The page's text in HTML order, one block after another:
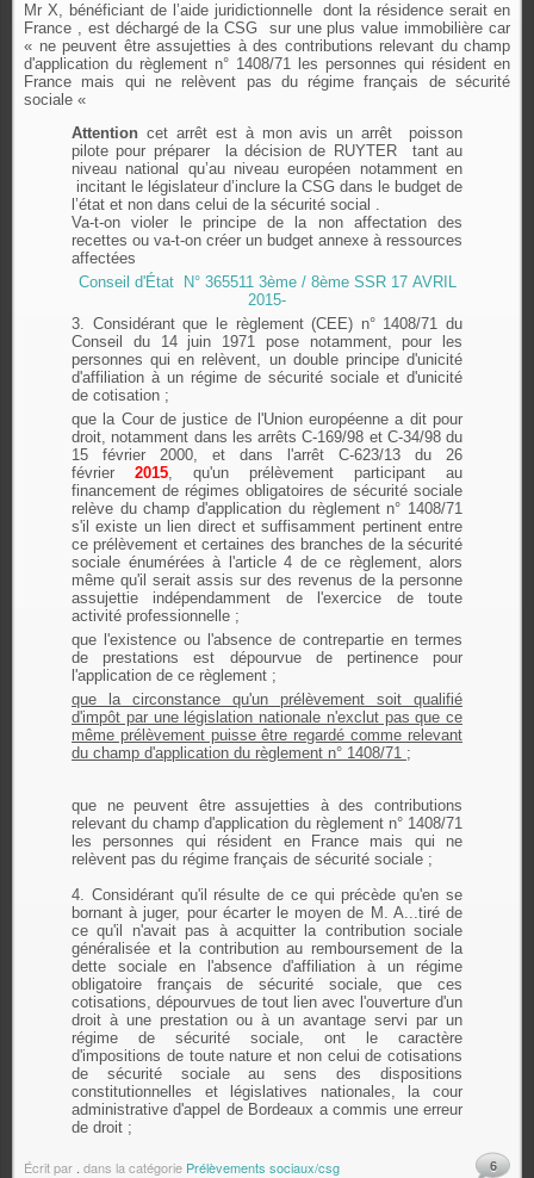
Mr X, bénéficiant de l’aide juridictionnelle dont la résidence serait en
France , est déchargé de la CSG sur une plus value immobilière car
« ne peuvent être assujetties à des contributions relevant du champ
d'application du règlement n° 1408/71 les personnes qui résident en
France mais qui ne relèvent pas du régime français de sécurité
sociale «
Attention cet arrêt est à mon avis un arrêt poisson
pilotepour préparer la décision de RUYTER tant au
niveau national qu’au niveau européen notamment en
incitant le législateur d’inclure la CSG dans le budget de
l’état et non dans celui de la sécurité social .
Va-t-on violer le principe de la non affectation des
recettes ou va-t-on créer un budget annexe à ressources
affectées
Conseil d'État N° 365511 3ème / 8ème SSR 17 AVRIL
2015-
3. Considérant que le règlement (CEE) n° 1408/71 du
Conseil du 14 juin 1971 pose notamment, pour les
personnes qui en relèvent, un double principe d'unicité
d'affiliation à un régime de sécurité sociale et d'unicité
de cotisation ;
que la Cour de justice de l'Union européenne a dit pour
droit, notamment dans les arrêts C-169/98 et C-34/98 du
15 février 2000, et dans l'arrêt C-623/13 du 26
février
2015, qu'un prélèvement participant au
financement de régimes obligatoires de sécurité sociale
relève du champ d'application du règlement n° 1408/71
s'il existe un lien direct et suffisamment pertinent entre
ce prélèvement et certaines des branches de la sécurité
sociale énumérées à l'article 4 de ce règlement, alors
même qu'il serait assis sur des revenus de la personne
assujettie indépendamment de l'exercice de toute
activité professionnelle ;
que l'existence ou l'absence de contrepartie en termes
de prestations est dépourvue de pertinence pour
l'application de ce règlement ;
que la circonstance qu'un prélèvement soit qualifié
d'impôt par une législation nationale n'exclut pas que ce
même prélèvement puisse être regardé comme relevant
du champ d'application du règlement n° 1408/71 ;
que ne peuvent être assujetties à des contributions
relevant du champ d'application du règlement n° 1408/71
les personnes qui résident en France mais qui ne
relèvent pas du régime français de sécurité sociale ;
4. Considérant qu'il résulte de ce qui précède qu'en se
bornant à juger, pour écarter le moyen de M. A...tiré de
ce qu'il n'avait pas à acquitter la contribution sociale
généralisée et la contribution au remboursement de la
dette sociale en l'absence d'affiliation à un régime
obligatoire français de sécurité sociale, que ces
cotisations, dépourvues de tout lien avec l'ouverture d'un
droit à une prestation ou à un avantage servi par un
régime de sécurité sociale, ont le caractère
d'impositions de toute nature et non celui de cotisations
de sécurité sociale au sens des dispositions
constitutionnelles et législatives nationales, la cour
administrative d'appel de Bordeaux a commis une erreur
de droit ;
Écrit par dans la catégorie Prélèvements sociaux/csg 6